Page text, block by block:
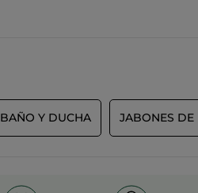
BAÑO Y DUCHA JABONES DE